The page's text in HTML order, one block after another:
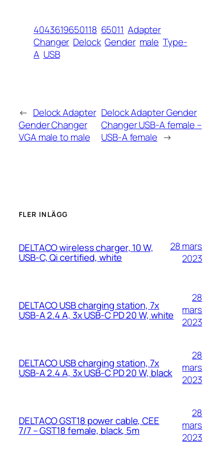
4043619650118 65011 Adapter
Changer Delock Gender male Type-
A USB
← Delock Adapter
Gender Changer
VGA male to male
Delock Adapter Gender
Changer USB-A female –
USB-A female →
FLER INLÄGG
DELTACO wireless charger, 10 W,
USB-C, Qi certified, white
28 mars
2023
DELTACO USB charging station, 7x
USB-A 2.4 A, 3x USB-C PD 20 W, white
28
mars
2023
DELTACO USB charging station, 7x
USB-A 2.4 A, 3x USB-C PD 20 W, black
28
mars
2023
DELTACO GST18 power cable, CEE
7/7 – GST18 female, black, 5m
28
mars
2023